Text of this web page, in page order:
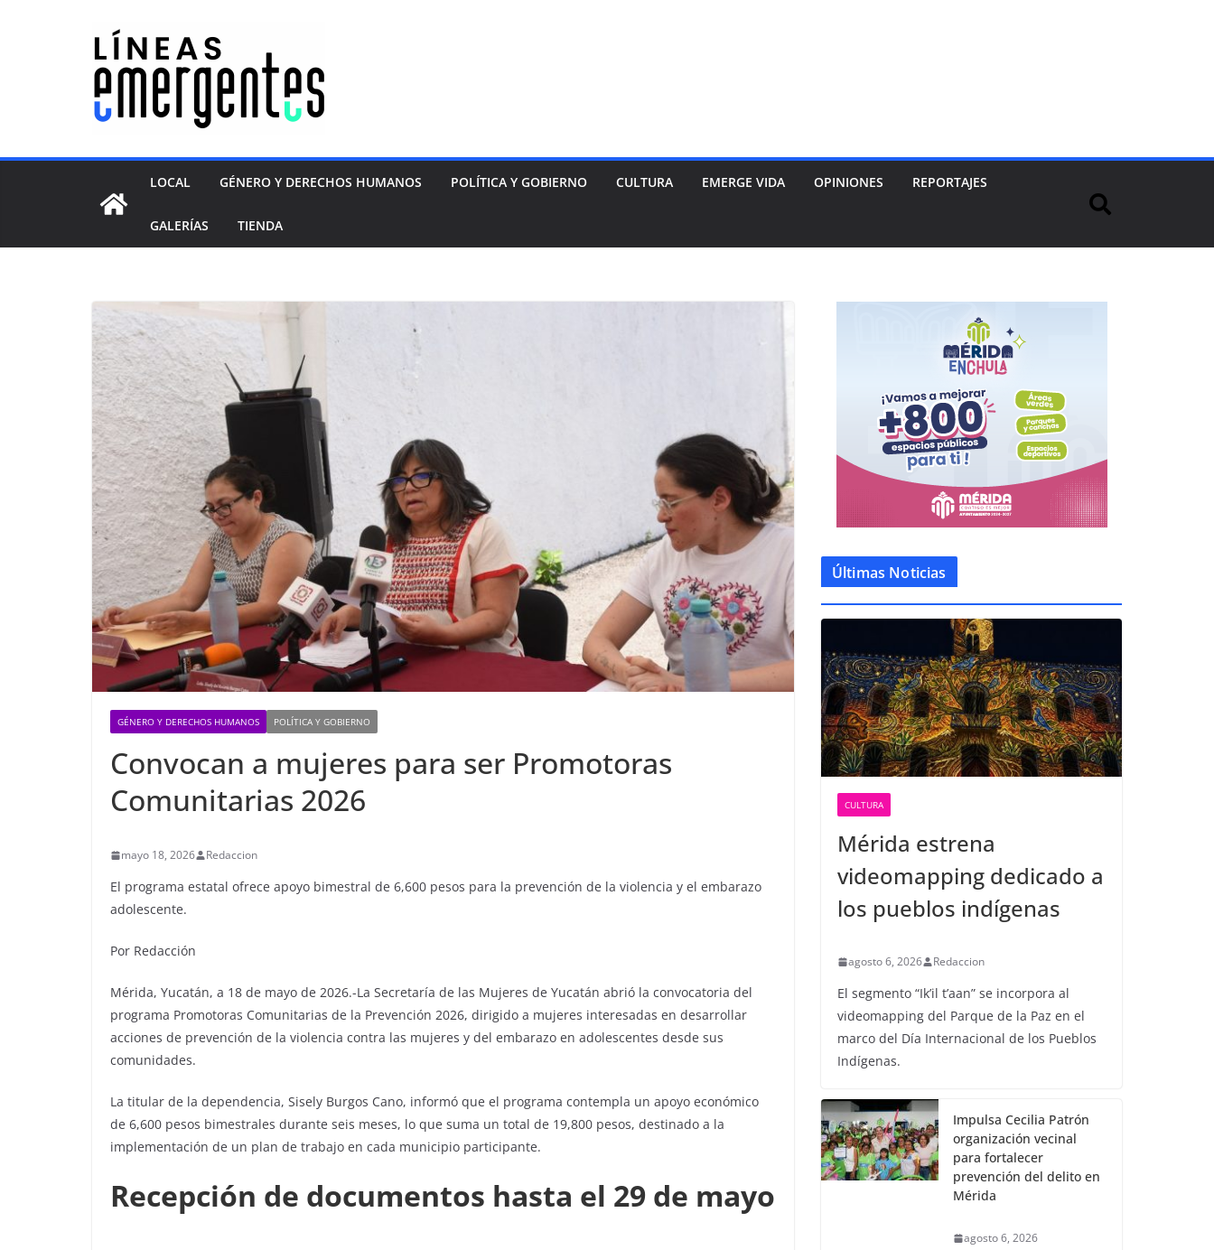
LOCAL GÉNERO Y DERECHOS HUMANOS POLÍTICA Y GOBIERNO CULTURA EMERGE VIDA OPINIONES REPORTAJES
GALERÍAS TIENDA
GÉNERO Y DERECHOS HUMANOS POLÍTICA Y GOBIERNO
Convocan a mujeres para ser Promotoras
Comunitarias 2026
mayo 18, 2026 Redaccion
El programa estatal ofrece apoyo bimestral de 6,600 pesos para la prevención de la violencia y el embarazo
adolescente.
Por Redacción
Mérida, Yucatán, a 18 de mayo de 2026.-La Secretaría de las Mujeres de Yucatán abrió la convocatoria del
programa Promotoras Comunitarias de la Prevención 2026, dirigido a mujeres interesadas en desarrollar
acciones de prevención de la violencia contra las mujeres y del embarazo en adolescentes desde sus
comunidades.
La titular de la dependencia, Sisely Burgos Cano, informó que el programa contempla un apoyo económico
de 6,600 pesos bimestrales durante seis meses, lo que suma un total de 19,800 pesos, destinado a la
implementación de un plan de trabajo en cada municipio participante.
Recepción de documentos hasta el 29 de mayo
Últimas Noticias
CULTURA
Mérida estrena
videomapping dedicado a
los pueblos indígenas
agosto 6, 2026 Redaccion
El segmento “Ik’il t’aan” se incorpora al
videomapping del Parque de la Paz en el
marco del Día Internacional de los Pueblos
Indígenas.
Impulsa Cecilia Patrón
organización vecinal
para fortalecer
prevención del delito en
Mérida
agosto 6, 2026